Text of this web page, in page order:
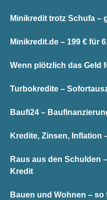
Minikredit trotz Schufa –
Minikredit.de – 199 € für
Wenn plötzlich das Geld
Turbokredite –
Baufi24 –
Kredite, Zinsen, Inflation
Raus aus den Schulden
Kredit
Bauen und Wohnen –